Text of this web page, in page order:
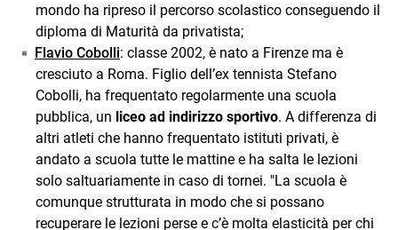
mondo ha ripreso il percorso scolastico conseguendo il
diploma di Maturità da privatista;
Flavio Cobolli: classe 2002, è nato a Firenze ma è
cresciuto a Roma. Figlio dell’ex tennista Stefano
Cobolli, ha frequentato regolarmente una scuola
pubblica, un liceo ad indirizzo sportivo. A differenza di
altri atleti che hanno frequentato istituti privati, è
andato a scuola tutte le mattine e ha salta le lezioni
solo saltuariamente in caso di tornei. "La scuola è
comunque strutturata in modo che si possano
recuperare le lezioni perse e c’è molta elasticità per chi